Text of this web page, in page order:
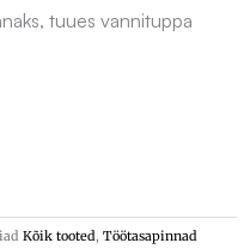
tuues vannituppa
Kõik tooted, Töötasapinnad